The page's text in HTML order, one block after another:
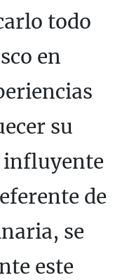
todo
en
su
influyente
de
se
este